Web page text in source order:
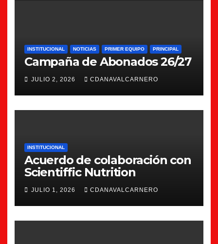
INSTITUCIONAL NOTICIAS PRIMER EQUIPO PRINCIPAL
Campaña de Abonados 26/27
JULIO 2, 2026 CDANAVALCARNERO
INSTITUCIONAL
Acuerdo de colaboración con
Scientiffic Nutrition
JULIO 1, 2026 CDANAVALCARNERO